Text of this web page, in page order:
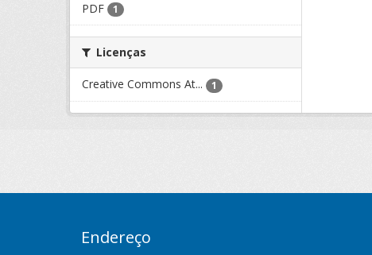
PDF 1
Licenças
Creative Commons At... 1
Endereço